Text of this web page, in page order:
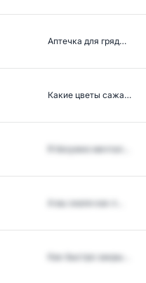
Аптечка для гряд…
Какие цветы сажа…
Я безумно мечтал…
А вы знали как л…
Как быстро закры…